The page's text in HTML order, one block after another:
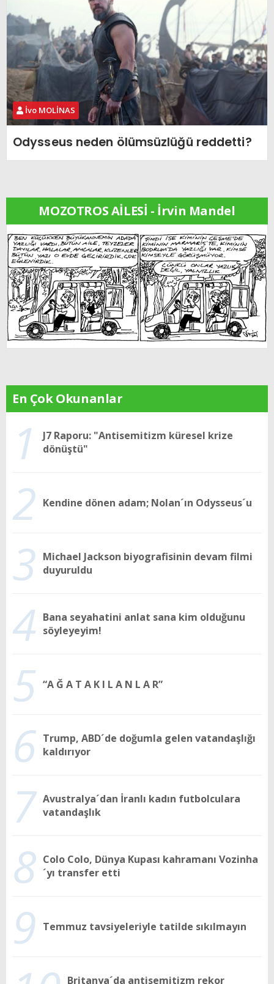
İvo MOLİNAS
Odysseus neden ölümsüzlüğü reddetti?
MOZOTROS AİLESİ - İrvin Mandel
En Çok Okunanlar
1
J7 Raporu: "Antisemitizm küresel krize
dönüştü"
2 Kendine dönen adam; Nolan´ın Odysseus´u
3 Michael Jackson biyografisinin devam filmi
duyuruldu
4 Bana seyahatini anlat sana kim olduğunu
söyleyeyim!
5 “A Ğ A T A K I L A N L A R”
6 Trump, ABD´de doğumla gelen vatandaşlığı
kaldırıyor
7 Avustralya´dan İranlı kadın futbolculara
vatandaşlık
8 Colo Colo, Dünya Kupası kahramanı Vozinha
´yı transfer etti
9 Temmuz tavsiyeleriyle tatilde sıkılmayın
Britanya´da antisemitizm rekor